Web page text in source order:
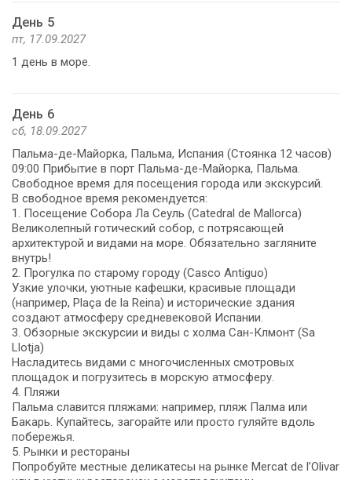
День 5
пт, 17.09.2027
1 день в море.
День 6
сб, 18.09.2027
Пальма-де-Майорка, Пальма, Испания (Стоянка 12 часов)
09:00 Прибытие в порт Пальма-де-Майорка, Пальма.
Свободное время для посещения города или экскурсий.
В свободное время рекомендуется:
1. Посещение Собора Ла Сеуль (Catedral de Mallorca)
Великолепный готический собор, с потрясающей
архитектурой и видами на море. Обязательно загляните
внутрь!
2. Прогулка по старому городу (Casco Antiguo)
Узкие улочки, уютные кафешки, красивые площади
(например, Plaça de la Reina) и исторические здания
создают атмосферу средневековой Испании.
3. Обзорные экскурсии и виды с холма Сан-Клмонт (Sa
Llotja)
Насладитесь видами с многочисленных смотровых
площадок и погрузитесь в морскую атмосферу.
4. Пляжи
Пальма славится пляжами: например, пляж Палма или
Бакарь. Купайтесь, загорайте или просто гуляйте вдоль
побережья.
5. Рынки и рестораны
Попробуйте местные деликатесы на рынке Mercat de l’Olivar